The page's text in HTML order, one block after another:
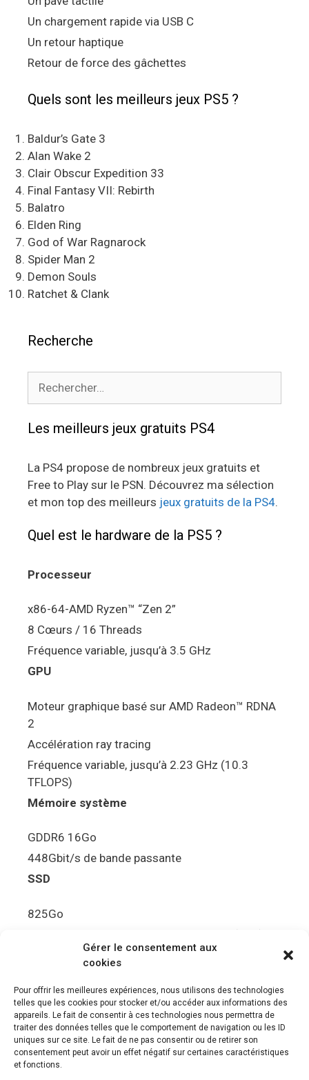
Gérer le consentement aux
cookies
Pour offrir les meilleures expériences, nous utilisons des technologies
telles que les cookies pour stocker et/ou accéder aux informations des
appareils. Le fait de consentir à ces technologies nous permettra de
traiter des données telles que le comportement de navigation ou les ID
uniques sur ce site. Le fait de ne pas consentir ou de retirer son
consentement peut avoir un effet négatif sur certaines caractéristiques
et fonctions.
Un chargement rapide via USB C
Un retour haptique
Retour de force des gâchettes
Quels sont les meilleurs jeux PS5 ?
Baldur’s Gate 3
Alan Wake 2
Clair Obscur Expedition 33
Final Fantasy VII: Rebirth
Balatro
Elden Ring
God of War Ragnarock
Spider Man 2
Demon Souls
Ratchet & Clank
Recherche
Les meilleurs jeux gratuits PS4
La PS4 propose de nombreux jeux gratuits et
Free to Play sur le PSN. Découvrez ma sélection
et mon top des meilleurs jeux gratuits de la PS4.
Quel est le hardware de la PS5 ?
Processeur
x86-64-AMD Ryzen™ “Zen 2”
8 Cœurs / 16 Threads
Fréquence variable, jusqu’à 3.5 GHz
GPU
Moteur graphique basé sur AMD Radeon™ RDNA
2
Accélération ray tracing
Fréquence variable, jusqu’à 2.23 GHz (10.3
TFLOPS)
Mémoire système
GDDR6 16Go
448Gbit/s de bande passante
SSD
825Go
5.5Gbit/s de bande passante en lecture (Brut)
Disque de jeu PS5
Ultra HD Blu-ray™, jusqu’à 100Go/disque
Sortie vidéo
Compatibilité avec les téléviseurs 4K 120Hz et
8K, VRR (spécification HDMI v. 2.1)